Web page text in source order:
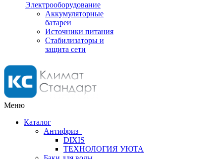
Электрооборудование
Аккумуляторные
батареи
Источники питания
Стабилизаторы и
защита сети
Меню
Каталог
Антифриз
DIXIS
ТЕХНОЛОГИЯ УЮТА